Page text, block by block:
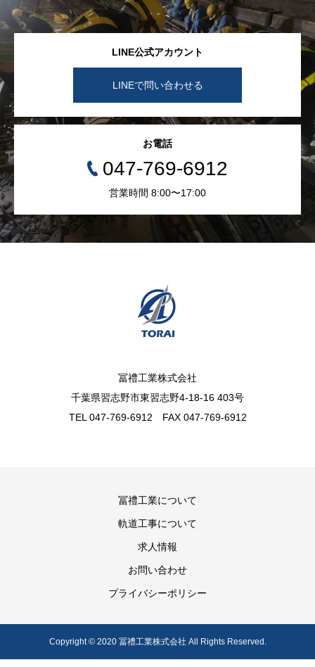
LINE公式アカウント
LINEで問い合わせる
お電話
047-769-6912
営業時間 8:00〜17:00
冨禮工業株式会社
千葉県習志野市東習志野4-18-16 403号
TEL 047-769-6912 FAX 047-769-6912
冨禮工業について
軌道工事について
求人情報
お問い合わせ
プライバシーポリシー
Copyright © 2020 冨禮工業株式会社 All Rights Reserved.